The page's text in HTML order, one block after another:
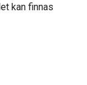
kan finnas